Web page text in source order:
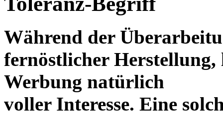
Während der
fernöstlicher Herstellung,
Werbung natürlich
voller Interesse. Eine